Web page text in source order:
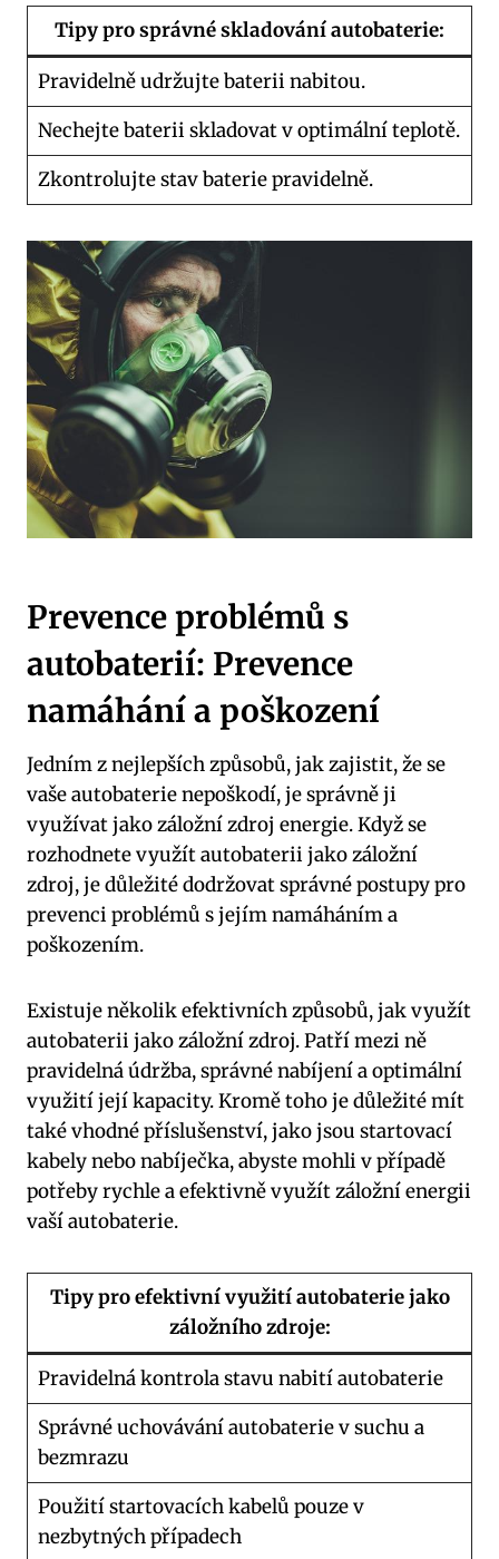
Tipy pro správné skladování autobaterie:
Pravidelně udržujte baterii nabitou.
Nechejte baterii ‌skladovat v optimální teplotě.
Zkontrolujte ⁤stav baterie ⁤pravidelně.
Prevence problémů ​s
autobaterií: Prevence
namáhání‌ a poškození
Jedním⁤ z nejlepších způsobů, jak zajistit, že se
vaše autobaterie ​nepoškodí, ‍je správně ji‍
využívat jako záložní zdroj energie. ⁢Když se
rozhodnete ⁢využít autobaterii jako záložní
zdroj, je⁢ důležité dodržovat správné ‌postupy pro
prevenci problémů​ s jejím‌ namáháním a
poškozením.
Existuje ⁤několik efektivních způsobů,​ jak využít
autobaterii jako záložní ‌zdroj. ‌Patří ⁣mezi ně
pravidelná údržba, správné nabíjení a optimální
využití její kapacity. Kromě ⁢toho je důležité mít
také vhodné příslušenství, jako jsou startovací
kabely nebo nabíječka, abyste mohli⁢ v případě​
potřeby rychle a efektivně využít záložní ⁢energii​
vaší autobaterie.
Tipy pro efektivní využití autobaterie jako
záložního zdroje:
Pravidelná kontrola stavu nabití autobaterie
Správné uchovávání autobaterie v suchu a
bezmrazu
Použití startovacích kabelů pouze v
nezbytných ​případech